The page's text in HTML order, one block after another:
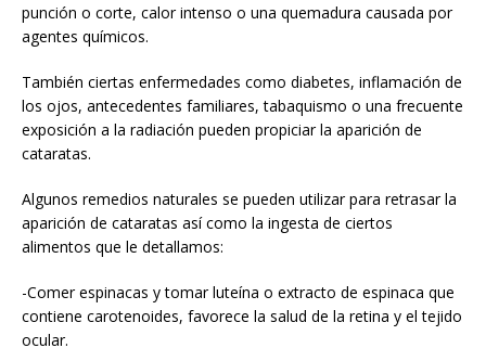
punción o corte, calor intenso o una quemadura causada por
agentes químicos.
También ciertas enfermedades como diabetes, inflamación de
los ojos, antecedentes familiares, tabaquismo o una frecuente
exposición a la radiación pueden propiciar la aparición de
cataratas.
Algunos remedios naturales se pueden utilizar para retrasar la
aparición de cataratas así como la ingesta de ciertos
alimentos que le detallamos:
-Comer espinacas y tomar luteína o extracto de espinaca que
contiene carotenoides, favorece la salud de la retina y el tejido
ocular.